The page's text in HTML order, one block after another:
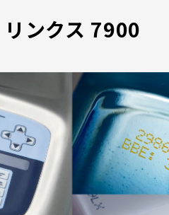
リンクス 7900